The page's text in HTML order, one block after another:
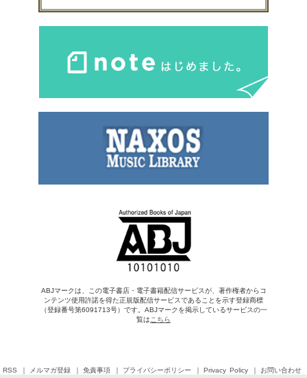
ABJマークは、この電子書店・電子書籍配信サービスが、著作権者からコ
ンテンツ使用許諾を得た正規版配信サービスであることを示す登録商標
（登録番号第6091713号）です。ABJマークを掲示しているサービスの一
覧は こちら
RSS メルマガ登録 免責事項 プライバシーポリシー Privacy Policy お問い合わせ